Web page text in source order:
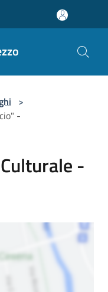
>
-
-